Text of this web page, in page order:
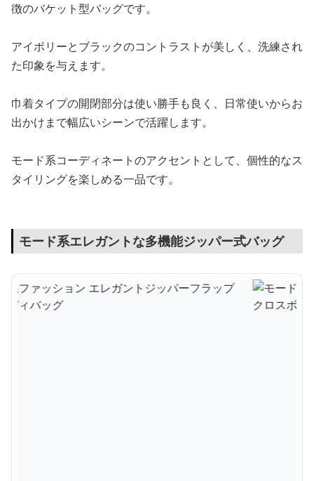
徴のバケット型バッグです。
アイボリーとブラックのコントラストが美しく、洗練され
た印象を与えます。
巾着タイプの開閉部分は使い勝手も良く、日常使いからお
出かけまで幅広いシーンで活躍します。
モード系コーディネートのアクセントとして、個性的なス
タイリングを楽しめる一品です。
モード系エレガントな多機能ジッパー式バッグ